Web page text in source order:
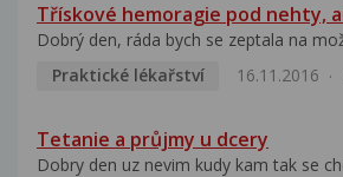
Třískové hemoragie pod nehty,
Dobrý den, ráda bych se zeptala na
Praktické lékařství
16.11.2016
Tetanie a průjmy u dcery
Dobry den uz nevim kudy kam tak se